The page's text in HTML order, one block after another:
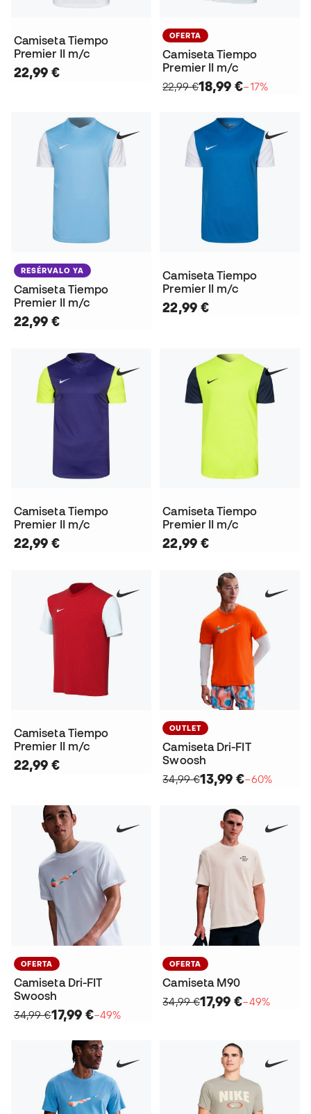
Camiseta Tiempo
Premier II m/c
22,99 €
OFERTA
Camiseta Tiempo
Premier II m/c
22,99 €18,99 €−17%
RESÉRVALO YA
Camiseta Tiempo
Premier II m/c
22,99 €
Camiseta Tiempo
Premier II m/c
22,99 €
Camiseta Tiempo
Premier II m/c
22,99 €
Camiseta Tiempo
Premier II m/c
22,99 €
Camiseta Tiempo
Premier II m/c
22,99 €
OUTLET
Camiseta Dri-FIT
Swoosh
34,99 €13,99 €−60%
OFERTA
Camiseta Dri-FIT
Swoosh
34,99 €17,99 €−49%
OFERTA
Camiseta M90
34,99 €17,99 €−49%